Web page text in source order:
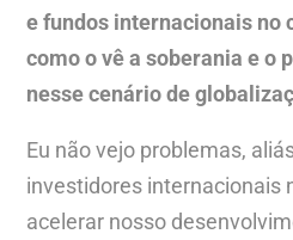
e fundos internacionais no
como o vê a soberania e o
nesse cenário de
Eu não vejo problemas,
investidores internacionais
acelerar nosso